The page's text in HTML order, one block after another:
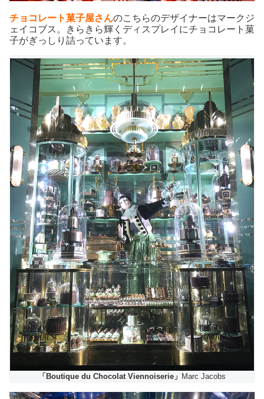
チョコレート菓子屋さんのこちらのデザイナーはマークジ
ェイコブス。きらきら輝くディスプレイにチョコレート菓
子がぎっしり詰っています。
「Boutique du Chocolat Viennoiserie」 Marc Jacobs